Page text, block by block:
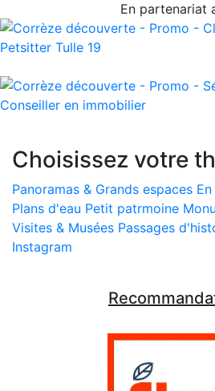
En partenariat
Choisissez votre
Panoramas & Grands espaces
Plans d'eau Petit patrmoine
Visites & Musées Passages
Instagram